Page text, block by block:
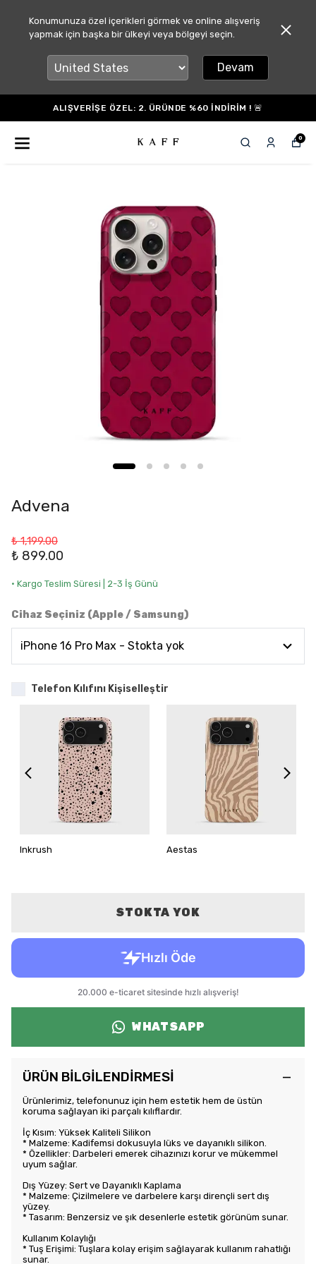
Konumunuza özel içerikleri görmek ve online alışveriş
yapmak için başka bir ülkeyi veya bölgeyi seçin.
Devam
ALIŞVERİŞE ÖZEL: 2. ÜRÜNDE %60 İNDİRİM ! 🚨
0
Advena
₺ 1,199.00
₺ 899.00
• Kargo Teslim Süresi | 2-3 İş Günü
Cihaz Seçiniz (Apple / Samsung)
Telefon Kılıfını Kişiselleştir
Inkrush Aestas
STOKTA YOK
WHATSAPP
ÜRÜN BİLGİLENDİRMESİ
Ürünlerimiz, telefonunuz için hem estetik hem de üstün
koruma sağlayan iki parçalı kılıflardır.
İç Kısım: Yüksek Kaliteli Silikon
* Malzeme: Kadifemsi dokusuyla lüks ve dayanıklı silikon.
* Özellikler: Darbeleri emerek cihazınızı korur ve mükemmel
uyum sağlar.
Dış Yüzey: Sert ve Dayanıklı Kaplama
* Malzeme: Çizilmelere ve darbelere karşı dirençli sert dış
yüzey.
* Tasarım: Benzersiz ve şık desenlerle estetik görünüm sunar.
Kullanım Kolaylığı
* Tuş Erişimi: Tuşlara kolay erişim sağlayarak kullanım rahatlığı
sunar.